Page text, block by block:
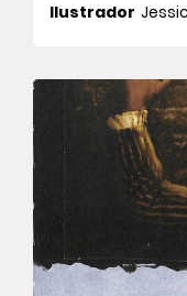
Ilustrador